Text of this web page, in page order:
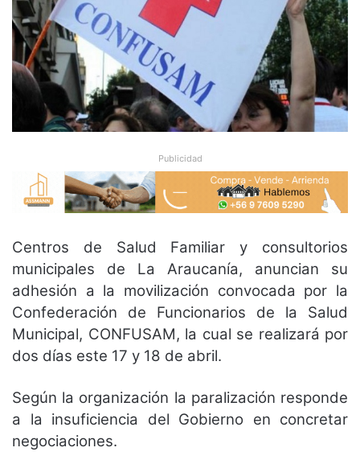
Publicidad
Centros de Salud Familiar y consultorios
municipales de La Araucanía, anuncian su
adhesión a la movilización convocada por la
Confederación de Funcionarios de la Salud
Municipal, CONFUSAM, la cual se realizará por
dos días este 17 y 18 de abril.
Según la organización la paralización responde
a la insuficiencia del Gobierno en concretar
negociaciones.